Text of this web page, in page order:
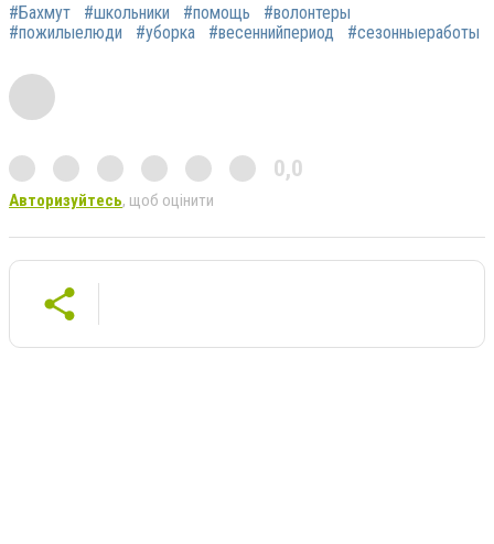
#Бахмут #школьники #помощь
#волонтеры
#пожилыелюди
#уборка #весеннийпериод #сезонныеработы
0,0
Авторизуйтесь, щоб оцінити